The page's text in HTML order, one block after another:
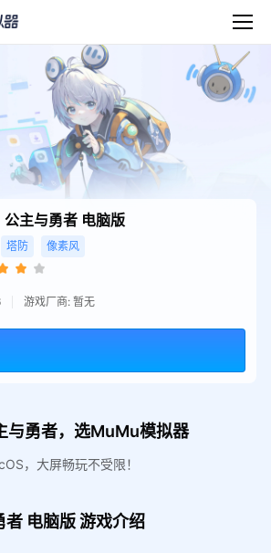
公主与勇者 电脑版
塔防 像素风
游戏厂商: 暂无
与勇者，选MuMu模拟器
，大屏畅玩不受限！
者 电脑版游戏介绍